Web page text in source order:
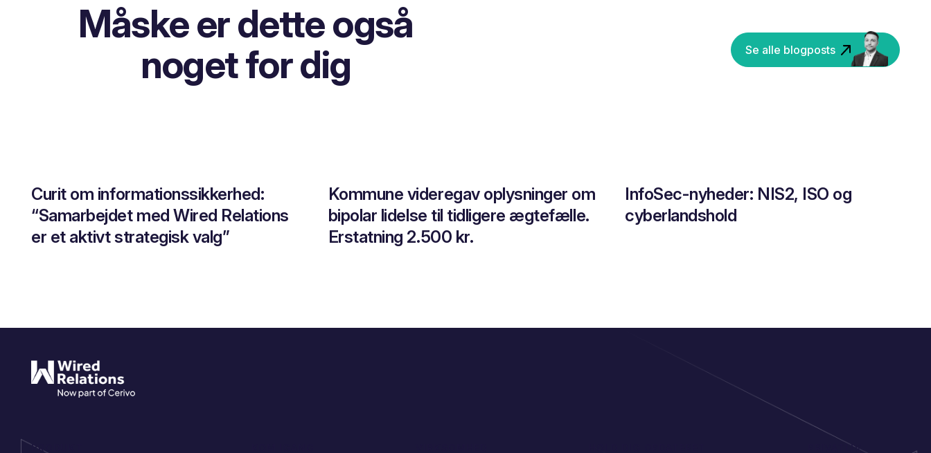
Måske er dette også
noget for dig
Se alle blogposts
Curit om informationssikkerhed:
“Samarbejdet med Wired Relations
er et aktivt strategisk valg”
Kommune videregav oplysninger om
bipolar lidelse til tidligere ægtefælle.
Erstatning 2.500 kr.
InfoSec-nyheder: NIS2, ISO og
cyberlandshold
PRODUKT PRIVATLIV